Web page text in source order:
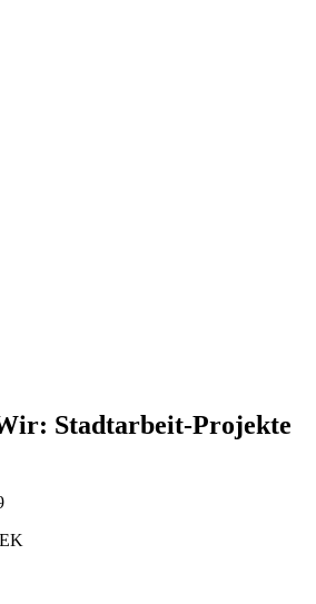
Stadtarbeit-Projekte